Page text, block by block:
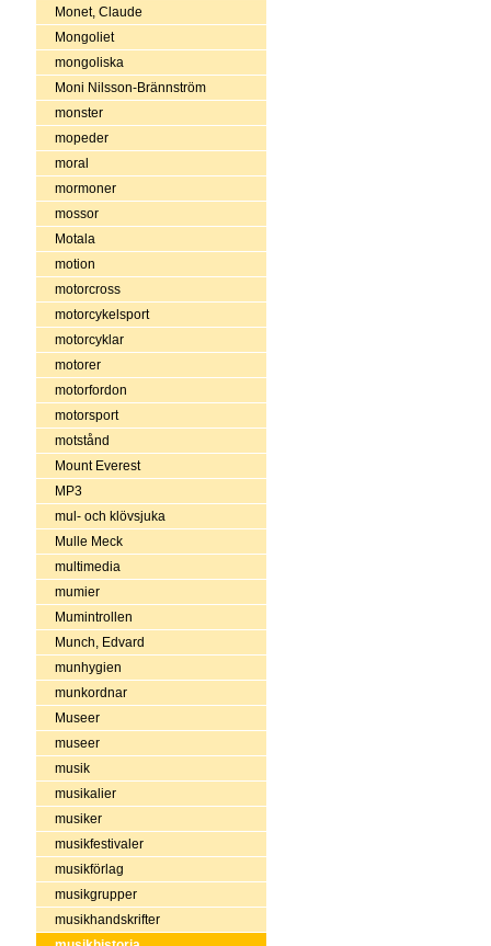
Monet, Claude
Mongoliet
mongoliska
Moni Nilsson-Brännström
monster
mopeder
moral
mormoner
mossor
Motala
motion
motorcross
motorcykelsport
motorcyklar
motorer
motorfordon
motorsport
motstånd
Mount Everest
MP3
mul- och klövsjuka
Mulle Meck
multimedia
mumier
Mumintrollen
Munch, Edvard
munhygien
munkordnar
Museer
museer
musik
musikalier
musiker
musikfestivaler
musikförlag
musikgrupper
musikhandskrifter